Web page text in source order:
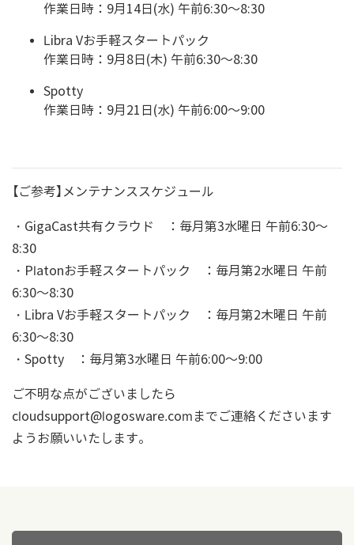
作業日時：9月14日(水) 午前6:30～8:30
Libra Vお手軽スタートパック
作業日時：9月8日(木) 午前6:30～8:30
Spotty
作業日時：9月21日(水) 午前6:00～9:00
【ご参考】メンテナンススケジュール
・GigaCast共有クラウド ：毎月第3水曜日 午前6:30～
8:30
・Platonお手軽スタートパック ：毎月第2水曜日 午前
6:30～8:30
・Libra Vお手軽スタートパック ：毎月第2木曜日 午前
6:30～8:30
・Spotty ：毎月第3水曜日 午前6:00～9:00
ご不明な点がございましたら
cloudsupport@logosware.comまでご連絡くださいます
ようお願いいたします。